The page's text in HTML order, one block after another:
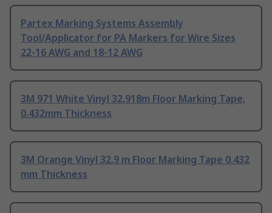
Partex Marking Systems Assembly
Tool/Applicator for PA Markers for Wire Sizes
22-16 AWG and 18-12 AWG
3M 971 White Vinyl 32.918m Floor Marking Tape,
0.432mm Thickness
3M Orange Vinyl 32.9 m Floor Marking Tape 0.432
mm Thickness